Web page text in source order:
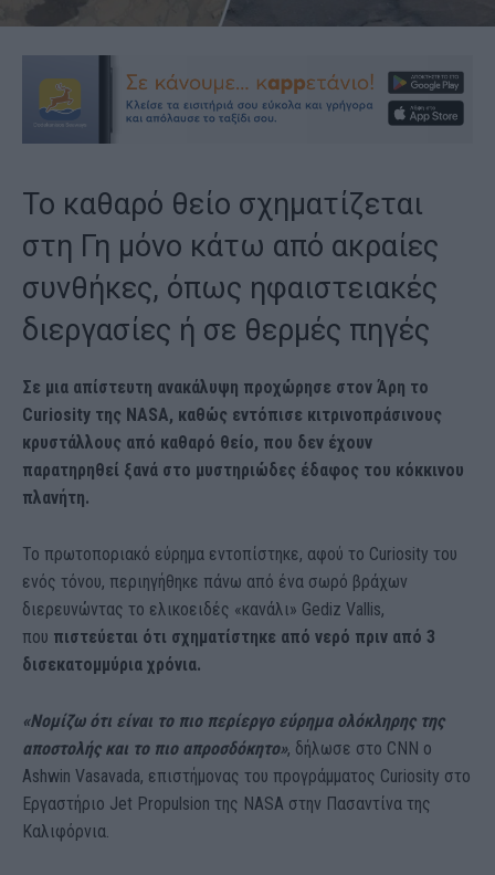
Το καθαρό θείο σχηματίζεται
στη Γη μόνο κάτω από ακραίες
συνθήκες, όπως ηφαιστειακές
διεργασίες ή σε θερμές πηγές
Σε μια απίστευτη ανακάλυψη προχώρησε στον Άρη το
Curiosity της NASA, καθώς εντόπισε κιτρινοπράσινους
κρυστάλλους από καθαρό θείο, που δεν έχουν
παρατηρηθεί ξανά στο μυστηριώδες έδαφος του κόκκινου
πλανήτη.
Το πρωτοποριακό εύρημα εντοπίστηκε, αφού το Curiosity του
ενός τόνου, περιηγήθηκε πάνω από ένα σωρό βράχων
διερευνώντας το ελικοειδές «κανάλι» Gediz Vallis,
που πιστεύεται ότι σχηματίστηκε από νερό πριν από 3
δισεκατομμύρια χρόνια.
«Νομίζω ότι είναι το πιο περίεργο εύρημα ολόκληρης της
αποστολής και το πιο απροσδόκητο», δήλωσε στο CNN ο
Ashwin Vasavada, επιστήμονας του προγράμματος Curiosity στο
Εργαστήριο Jet Propulsion της NASA στην Πασαντίνα της
Καλιφόρνια.